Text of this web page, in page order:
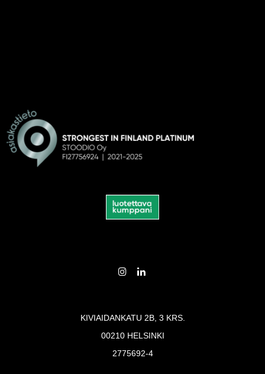
KIVIAIDANKATU 2B, 3 KRS.
00210 HELSINKI
2775692-4